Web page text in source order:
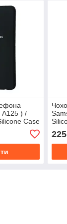
A125 ) /
Case
225